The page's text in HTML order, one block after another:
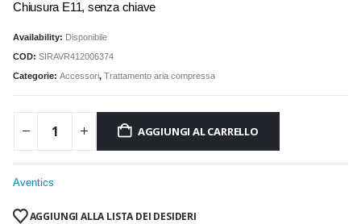
Chiusura E11, senza chiave
Availability: Disponibile
COD: SIRAVR412006374
Categorie: Accessori, Trattamento aria compressa
AGGIUNGI AL CARRELLO
Aventics
AGGIUNGI ALLA LISTA DEI DESIDERI